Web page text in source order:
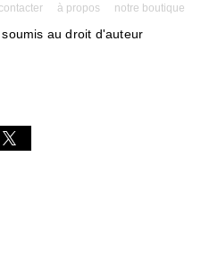
à propos notre boutique
au droit d'auteur